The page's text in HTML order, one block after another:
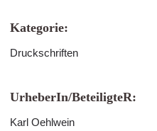
Kategorie:
Druckschriften
UrheberIn/BeteiligteR:
Karl Oehlwein